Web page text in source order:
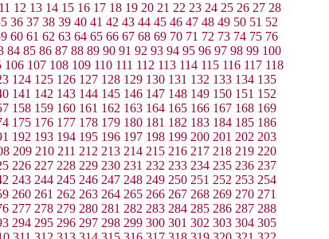
11 12 13 14 15 16 17 18 19 20 21 22 23 24 25 26 27 28
36 37 38 39 40 41 42 43 44 45 46 47 48 49 50 51 52
60 61 62 63 64 65 66 67 68 69 70 71 72 73 74 75 76
84 85 86 87 88 89 90 91 92 93 94 95 96 97 98 99 100
106 107 108 109 110 111 112 113 114 115 116 117 118
124 125 126 127 128 129 130 131 132 133 134 135
141 142 143 144 145 146 147 148 149 150 151 152
158 159 160 161 162 163 164 165 166 167 168 169
175 176 177 178 179 180 181 182 183 184 185 186
192 193 194 195 196 197 198 199 200 201 202 203
209 210 211 212 213 214 215 216 217 218 219 220
226 227 228 229 230 231 232 233 234 235 236 237
243 244 245 246 247 248 249 250 251 252 253 254
260 261 262 263 264 265 266 267 268 269 270 271
277 278 279 280 281 282 283 284 285 286 287 288
294 295 296 297 298 299 300 301 302 303 304 305